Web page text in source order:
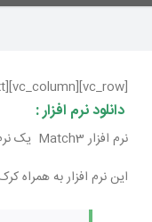
[vc_row][vc_column][vc_column_text]
دانلود نرم افزار :
نرم افزار Match3 یک نرم افزار قدرتمند در زمینه کنترلرهای pc بیس می باشد .
این نرم افزار به